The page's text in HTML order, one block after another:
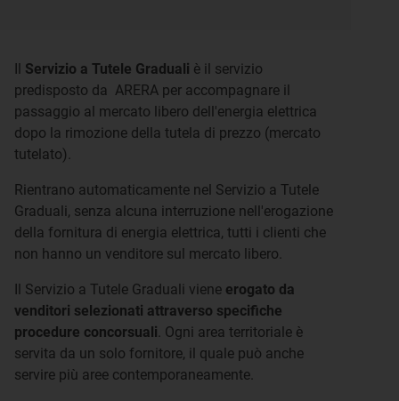
Il Servizio a Tutele Graduali è il servizio
predisposto da ARERA per accompagnare il
passaggio al mercato libero dell'energia elettrica
dopo la rimozione della tutela di prezzo (mercato
tutelato).
Rientrano automaticamente nel Servizio a Tutele
Graduali, senza alcuna interruzione nell'erogazione
della fornitura di energia elettrica, tutti i clienti che
non hanno un venditore sul mercato libero.
Il Servizio a Tutele Graduali viene erogato da
venditori selezionati attraverso specifiche
procedure concorsuali. Ogni area territoriale è
servita da un solo fornitore, il quale può anche
servire più aree contemporaneamente.